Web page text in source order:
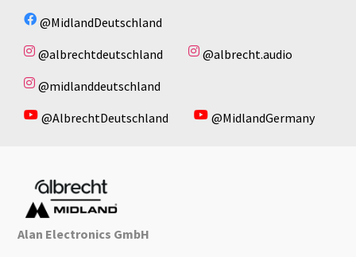
@MidlandDeutschland
@albrechtdeutschland
@albrecht.audio
@midlanddeutschland
@AlbrechtDeutschland
@MidlandGermany
Alan Electronics GmbH